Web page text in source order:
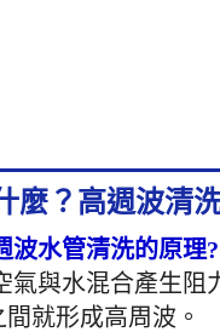
音，不須
氧或任何
高周波
管清洗機
格 (型號：
5.5 公斤 (
攜帶 操作
麼？高週波清
波水管清洗的原理?
與水混合產生
間就形成高周波。